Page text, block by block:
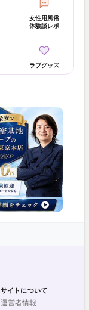
女性用風俗
体験談レポ
ラブグッズ
サイトについて
運営者情報